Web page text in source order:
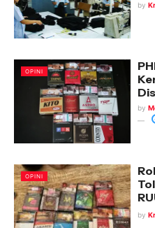
by
OPINI
by
OPINI
by